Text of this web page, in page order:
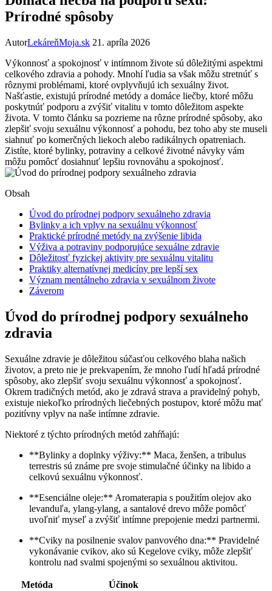
Prírodné spôsoby
AutorLekáreňMoja.sk 21. apríla 2026
Výkonnosť a spokojnosť v intímnom živote sú dôležitými aspektmi
celkového zdravia a pohody. Mnohí ľudia sa však môžu stretnúť s
rôznymi problémami, ktoré ovplyvňujú ich sexuálny život.
Našťastie, existujú prírodné metódy a domáce liečby, ktoré môžu
poskytnúť podporu a zvýšiť vitalitu v tomto dôležitom aspekte
života. V tomto článku sa pozrieme na rôzne prírodné spôsoby, ako
zlepšiť svoju sexuálnu výkonnosť a pohodu, bez toho aby ste museli
siahnuť po komerčných liekoch alebo radikálnych opatreniach.
Zistíte, ktoré bylinky, potraviny a celkové životné návyky vám
môžu pomôcť dosiahnuť lepšiu rovnováhu a spokojnosť.
Obsah
Úvod do prírodnej podpory sexuálneho zdravia
Bylinky a ich vplyv na sexuálnu výkonnosť
Praktické prírodné metódy na zvýšenie libida
Výživa a potraviny podporujúce sexuálne zdravie
Dôležitosť fyzickej aktivity pre sexuálnu vitalitu
Praktiky alternatívnej medicíny pre lepší sex
Význam mentálneho zdravia v sexuálnom živote
Záverom
Úvod do prírodnej podpory sexuálneho
zdravia
Sexuálne zdravie je dôležitou súčasťou celkového blaha našich
životov, a preto nie je prekvapením, že mnoho ľudí hľadá prírodné
spôsoby, ako zlepšiť svoju sexuálnu výkonnosť a spokojnosť.
Okrem tradičných metód, ako je zdravá strava a pravidelný pohyb,
existuje niekoľko prírodných liečebných postupov, ktoré môžu mať
pozitívny vplyv na naše intímne zdravie.
Niektoré z týchto prírodných metód zahŕňajú:
**Bylinky a doplnky výživy:** Maca, ženšen, a tribulus
terrestris sú známe pre svoje stimulačné účinky na libido a
celkovú sexuálnu výkonnosť.
**Esenciálne oleje:** Aromaterapia s použitím olejov ako
levanduľa, ylang-ylang, a santalové drevo môže pomôcť
uvoľniť myseľ a zvýšiť intímne prepojenie medzi partnermi.
**Cviky na posilnenie svalov panvového dna:** Pravidelné
vykonávanie cvikov, ako sú Kegelove cviky, môže zlepšiť
kontrolu nad svalmi spojenými so sexuálnou aktivitou.
Metóda
Účinok